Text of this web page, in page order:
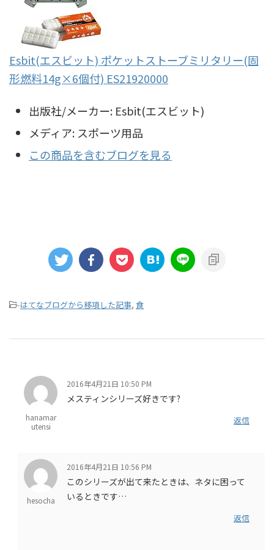
Esbit(エスビット) ポケットストーブミリタリー(固
形燃料14g×6個付) ES21920000
出版社/メーカー: Esbit(エスビット)
メディア: スポーツ用品
この商品を含むブログを見る
-はてなブログから移項した記事, 食
hanamar
utensi
2016年4月21日 10:50 PM
メスティンシリーズ好きです?
返信
hesocha
2016年4月21日 10:56 PM
このシリーズが出て来たときは、ネタに困って
いるときです…
返信